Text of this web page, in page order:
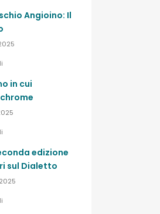
Angioino: Il
in cui
edizione
sul Dialetto